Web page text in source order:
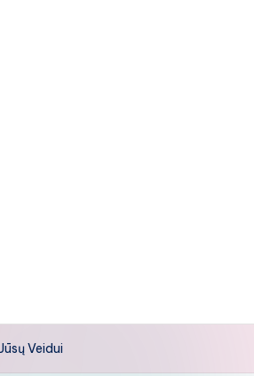
Veidui